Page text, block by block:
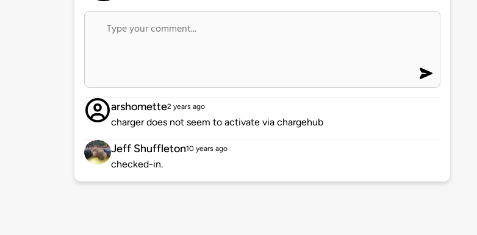
arshomette2 years ago
charger does not seem to activate via chargehub
Jeff Shuffleton10 years ago
checked-in.